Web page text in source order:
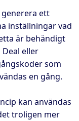
ett
inställningar vad
är behändigt
Deal eller
som
en gång.
kan användas
troligen mer